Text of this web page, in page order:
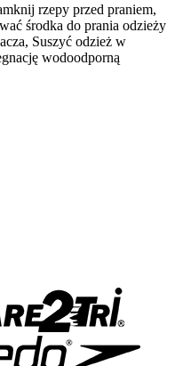
rzepy przed praniem,
środka do prania odzieży
Suszyć odzież w
wodoodporną